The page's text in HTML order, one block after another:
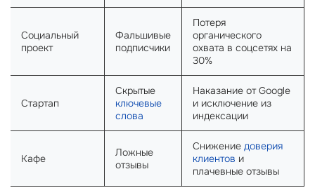
Социальный
проект
Фальшивые
подписчики
Потеря
органического
охвата в соцсетях на
30%
Стартап
Скрытые
ключевые
слова
Наказание от Google
и исключение из
индексации
Кафе
Ложные
отзывы
Снижение доверия
клиентов и
плачевные отзывы